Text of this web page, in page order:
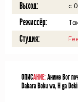
Выход: c
Режиссёр:
Студия:
ОПИСАНИЕ:Аниме Вот
Dakara Boku wa, H ga